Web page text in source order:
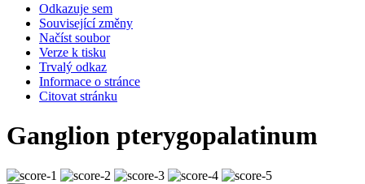
Odkazuje sem
Související změny
Načíst soubor
Verze k tisku
Trvalý odkaz
Informace o stránce
Citovat stránku
Ganglion pterygopalatinum